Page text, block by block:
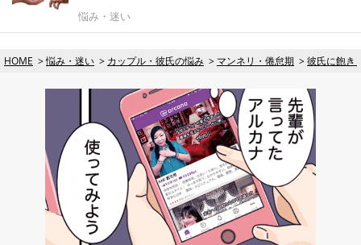
悩み・迷い
HOME 悩み・迷い カップル・彼氏の悩み マンネリ・倦怠期 彼氏に飽き